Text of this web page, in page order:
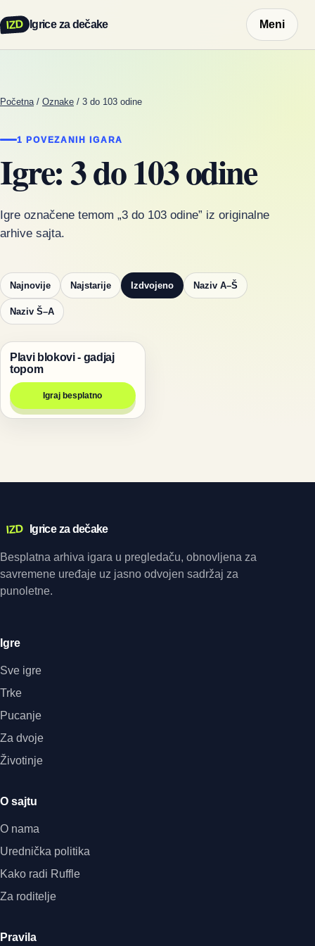
IZD Igrice za dečake Meni
Početna / Oznake / 3 do 103 odine
1 POVEZANIH IGARA
Igre: 3 do 103 odine
Igre označene temom „3 do 103 odine” iz originalne
arhive sajta.
Najnovije Najstarije Izdvojeno Naziv A–Š
Naziv Š–A
Igre
Plavi blokovi - gadjaj
topom
Igraj besplatno
IZD Igrice za dečake
Besplatna arhiva igara u pregledaču, obnovljena za
savremene uređaje uz jasno odvojen sadržaj za
punoletne.
Igre
Sve igre
Trke
Pucanje
Za dvoje
Životinje
O sajtu
O nama
Urednička politika
Kako radi Ruffle
Za roditelje
Pravila